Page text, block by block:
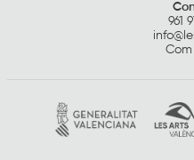
961